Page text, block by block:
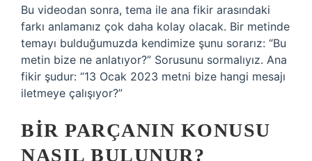
Bu videodan sonra, tema ile ana fikir arasındaki
farkı anlamanız çok daha kolay olacak. Bir metinde
temayı bulduğumuzda kendimize şunu sorarız: “Bu
metin bize ne anlatıyor?” Sorusunu sormalıyız. Ana
fikir şudur: “13 Ocak 2023 metni bize hangi mesajı
iletmeye çalışıyor?”
BIR PARÇANIN KONUSU
NASIL BULUNUR?